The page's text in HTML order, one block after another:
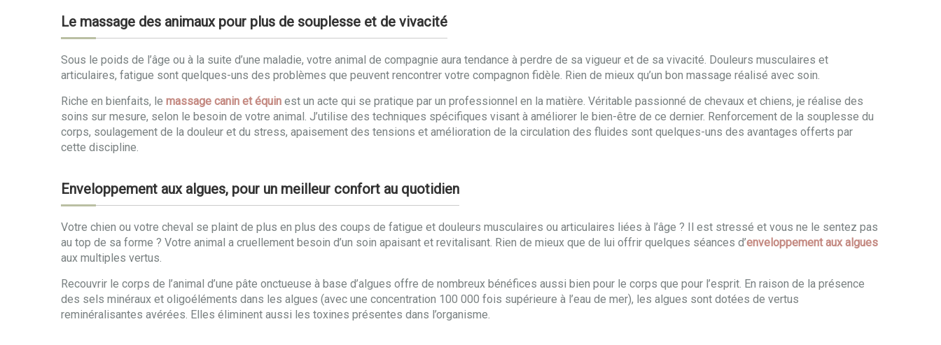
Le massage des animaux pour plus de souplesse et de vivacité
Sous le poids de l’âge ou à la suite d’une maladie, votre animal de compagnie aura tendance à perdre de sa vigueur et de sa vivacité. Douleurs musculaires et
articulaires, fatigue sont quelques-uns des problèmes que peuvent rencontrer votre compagnon fidèle. Rien de mieux qu’un bon massage réalisé avec soin.
Riche en bienfaits, le massage canin et équin est un acte qui se pratique par un professionnel en la matière. Véritable passionné de chevaux et chiens, je réalise des
soins sur mesure, selon le besoin de votre animal. J’utilise des techniques spécifiques visant à améliorer le bien-être de ce dernier. Renforcement de la souplesse du
corps, soulagement de la douleur et du stress, apaisement des tensions et amélioration de la circulation des fluides sont quelques-uns des avantages offerts par
cette discipline.
Enveloppement aux algues, pour un meilleur confort au quotidien
Votre chien ou votre cheval se plaint de plus en plus des coups de fatigue et douleurs musculaires ou articulaires liées à l’âge ? Il est stressé et vous ne le sentez pas
au top de sa forme ? Votre animal a cruellement besoin d’un soin apaisant et revitalisant. Rien de mieux que de lui offrir quelques séances d’enveloppement aux algues
aux multiples vertus.
Recouvrir le corps de l’animal d’une pâte onctueuse à base d’algues offre de nombreux bénéfices aussi bien pour le corps que pour l’esprit. En raison de la présence
des sels minéraux et oligoéléments dans les algues (avec une concentration 100 000 fois supérieure à l’eau de mer), les algues sont dotées de vertus
reminéralisantes avérées. Elles éliminent aussi les toxines présentes dans l’organisme.